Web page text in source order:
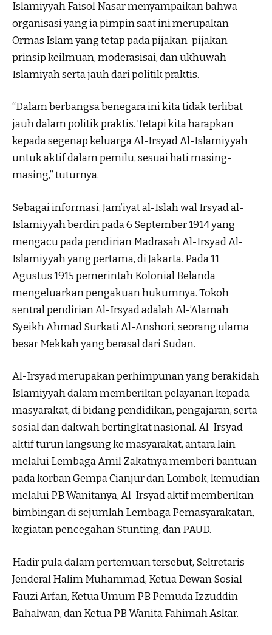
Islamiyyah Faisol Nasar menyampaikan bahwa
organisasi yang ia pimpin saat ini merupakan
Ormas Islam yang tetap pada pijakan-pijakan
prinsip keilmuan, moderasisai, dan ukhuwah
Islamiyah serta jauh dari politik praktis.
“Dalam berbangsa benegara ini kita tidak terlibat
jauh dalam politik praktis. Tetapi kita harapkan
kepada segenap keluarga Al-Irsyad Al-Islamiyyah
untuk aktif dalam pemilu, sesuai hati masing-
masing,” tuturnya.
Sebagai informasi, Jam’iyat al-Islah wal Irsyad al-
Islamiyyah berdiri pada 6 September 1914 yang
mengacu pada pendirian Madrasah Al-Irsyad Al-
Islamiyyah yang pertama, di Jakarta. Pada 11
Agustus 1915 pemerintah Kolonial Belanda
mengeluarkan pengakuan hukumnya. Tokoh
sentral pendirian Al-Irsyad adalah Al-’Alamah
Syeikh Ahmad Surkati Al-Anshori, seorang ulama
besar Mekkah yang berasal dari Sudan.
Al-Irsyad merupakan perhimpunan yang berakidah
Islamiyyah dalam memberikan pelayanan kepada
masyarakat, di bidang pendidikan, pengajaran, serta
sosial dan dakwah bertingkat nasional. Al-Irsyad
aktif turun langsung ke masyarakat, antara lain
melalui Lembaga Amil Zakatnya memberi bantuan
pada korban Gempa Cianjur dan Lombok, kemudian
melalui PB Wanitanya, Al-Irsyad aktif memberikan
bimbingan di sejumlah Lembaga Pemasyarakatan,
kegiatan pencegahan Stunting, dan PAUD.
Hadir pula dalam pertemuan tersebut, Sekretaris
Jenderal Halim Muhammad, Ketua Dewan Sosial
Fauzi Arfan, Ketua Umum PB Pemuda Izzuddin
Bahalwan, dan Ketua PB Wanita Fahimah Askar.